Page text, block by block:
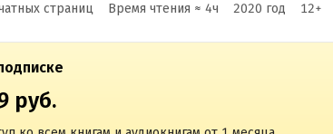
страниц Время чтения ≈ 4ч 2020 год 12+
руб.